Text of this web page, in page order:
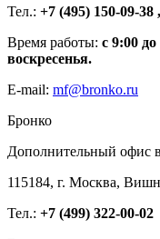
Тел.: +7 (495) 150-09-38
Время работы: с 9:00
воскресенья.
E-mail: mf@bronko.ru
Бронко
Дополнительный офис
115184, г. Москва,
Тел.: +7 (499) 322-00-02